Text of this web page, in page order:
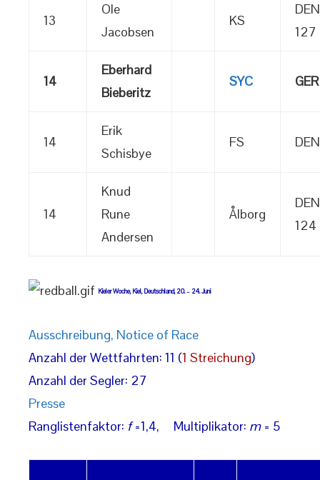
13
Ole
Jacobsen
KS
DEN
127
14
Eberhard
Bieberitz
SYC
14
Erik
Schisbye
FS
14
Knud
Rune
Andersen
Ålborg
DEN
124
Kieler Woche, Kiel, Deutschland, 20. – 24. Juni
Ausschreibung, Notice of Race
Anzahl der Wettfahrten: 11 (1 Streichung)
Anzahl der Segler: 27
Presse
Ranglistenfaktor: f=1,4, Multiplikator: m= 5